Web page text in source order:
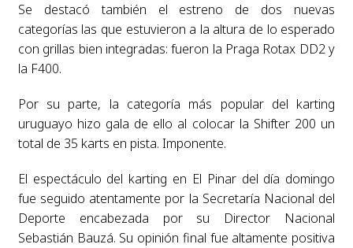
Se destacó también el estreno de dos nuevas
categorías las que estuvieron a la altura de lo esperado
con grillas bien integradas: fueron la Praga Rotax DD2 y
la F400.
Por su parte, la categoría más popular del karting
uruguayo hizo gala de ello al colocar la Shifter 200 un
total de 35 karts en pista. Imponente.
El espectáculo del karting en El Pinar del día domingo
fue seguido atentamente por la Secretaría Nacional del
Deporte encabezada por su Director Nacional
Sebastián Bauzá. Su opinión final fue altamente positiva